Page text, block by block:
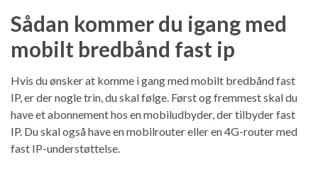
Sådan kommer du igang med
mobilt bredbånd fast ip
Hvis du ønsker at komme i gang med mobilt bredbånd fast
IP, er der nogle trin, du skal følge. Først og fremmest skal du
have et abonnement hos en mobiludbyder, der tilbyder fast
IP. Du skal også have en mobilrouter eller en 4G-router med
fast IP-understøttelse.